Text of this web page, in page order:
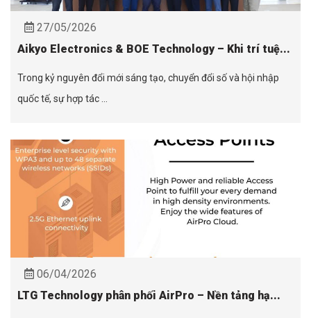
27/05/2026
Aikyo Electronics & BOE Technology – Khi trí tuệ...
Trong kỷ nguyên đổi mới sáng tạo, chuyển đổi số và hội nhập
quốc tế, sự hợp tác ...
06/04/2026
LTG Technology phân phối AirPro – Nền tảng hạ...